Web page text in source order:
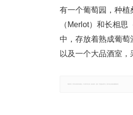
有一个葡萄园，种
（Merlot）和长相
中，存放着熟成葡萄
以及一个大品酒室